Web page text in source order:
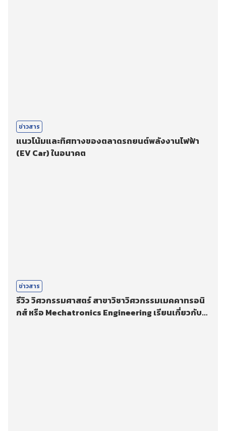
ข่าวสาร
แนวโน้มและทิศทางของตลาดรถยนต์พลังงานไฟฟ้า
(EV Car) ในอนาคต
ข่าวสาร
รีวิว วิศวกรรมศาสตร์ สาขาวิชาวิศวกรรมเมคคาทรอนิ
กส์ หรือ Mechatronics Engineering เรียนเกี่ยวกับ